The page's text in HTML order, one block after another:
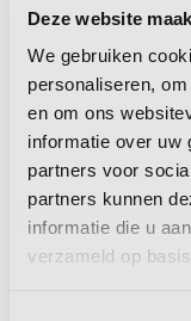
Deze website
We gebruiken
personaliseren,
en om ons
informatie over uw
partners voor
partners kunnen
informatie die u
verzameld op
Adviesprijs:
€
• Kleur: Antraciet
• Hoogte: 35